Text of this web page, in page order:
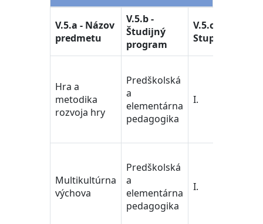
V.5.a - Názov
predmetu
V.5.b -
Študijný
program
V.5.c -
Stupeň
Hra a
metodika
rozvoja hry
Predškolská
a
elementárna
pedagogika
I.
Multikultúrna
výchova
Predškolská
a
elementárna
pedagogika
I.